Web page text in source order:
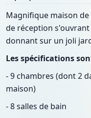
Magnifique maison de
de réception
donnant sur un joli
Les spécifications
- 9 chambres (dont 2
maison)
- 8 salles de bain